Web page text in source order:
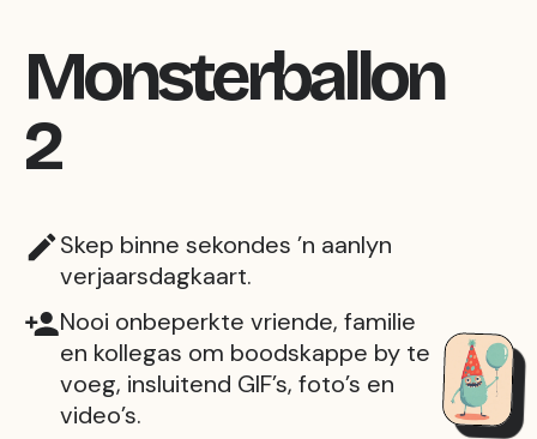
Monsterballon
2
Skep binne sekondes ’n aanlyn
verjaarsdagkaart.
Nooi onbeperkte vriende, familie
en kollegas om boodskappe by te
voeg, insluitend GIF’s, foto’s en
video’s.